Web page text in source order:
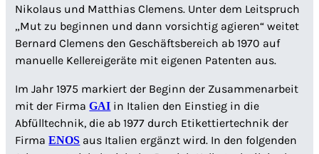
Nikolaus und Matthias Clemens. Unter dem Leitspruch
„Mut zu beginnen und dann vorsichtig agieren“ weitet
Bernard Clemens den Geschäftsbereich ab 1970 auf
manuelle Kellereigeräte mit eigenen Patenten aus.
Im Jahr 1975 markiert der Beginn der Zusammenarbeit
mit der FirmaGAI in Italien den Einstieg in die
Abfülltechnik, die ab 1977 durch Etikettiertechnik der
FirmaENOS aus Italien ergänzt wird. In den folgenden